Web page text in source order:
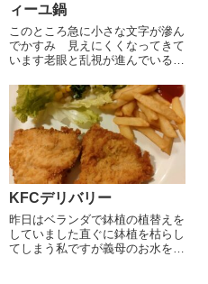
ィーユ鍋
このところ急に小さな文字が滲ん
でかすみ 見えにくくなってきて
います老眼と乱視が進んでいるよ
トレーニングをして視力矯正に力
を入れていると視力矯正には意味
がない という動画をみつけまし
た老眼は水晶体が固くなってピ
ン...
KFCデリバリー
昨日はベランダで鉢植の植替えを
していました直ぐに鉢植を枯らし
てしまう私ですが義母のお水をあ